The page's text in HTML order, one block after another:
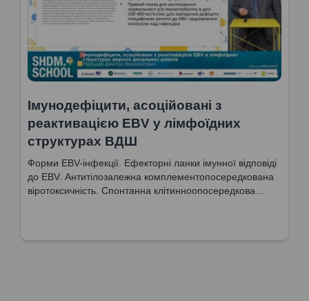
Імунодефіцити, асоційовані з
реактивацією EBV у лімфоїдних
структурах ВДШ
Форми EBV-інфекції. Ефекторні ланки імунної відповіді
до EBV. Антитілозалежна комплементопосередкована
віротоксичність. Спонтанна клітинноопосередкова...